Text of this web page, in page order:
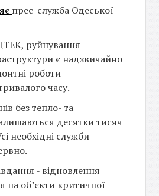
прес-служба Одеської
руйнування
є надзвичайно
роботи
часу.
без тепло- та
десятки тисяч
необхідні служби
- відновлення
на об’єкти критичної